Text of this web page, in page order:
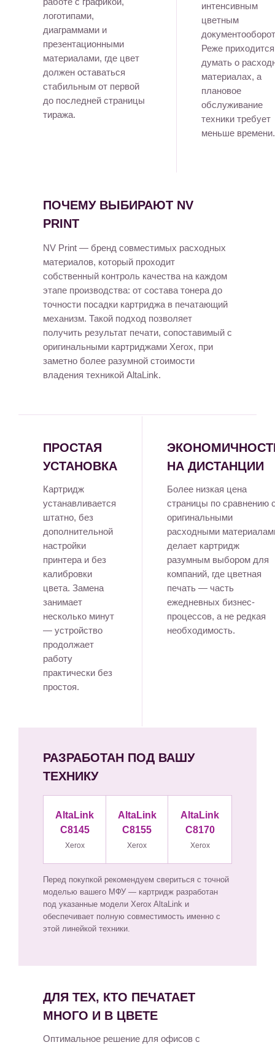
логотипами,
диаграммами и
презентационными
материалами, где цвет
должен оставаться
стабильным от первой
до последней страницы
тиража.
интенсивным
цветным
Реже приходится
думать о
материалах, а
плановое
обслуживание
техники требует
меньше времени.
ПОЧЕМУ ВЫБИРАЮТ NV
PRINT
NV Print — бренд совместимых расходных
материалов, который проходит
собственный контроль качества на каждом
этапе производства: от состава тонера до
точности посадки картриджа в печатающий
механизм. Такой подход позволяет
получить результат печати, сопоставимый с
оригинальными картриджами Xerox, при
заметно более разумной стоимости
владения техникой AltaLink.
ПРОСТАЯ
УСТАНОВКА
Картридж
устанавливается
штатно, без
дополнительной
настройки
принтера и без
калибровки
цвета. Замена
занимает
несколько минут
— устройство
продолжает
работу
практически без
простоя.
НА ДИСТАНЦИИ
Более низкая цена
страницы по сравнению
оригинальными
расходными
делает картридж
разумным выбором для
компаний, где цветная
печать — часть
ежедневных бизнес-
процессов, а не редкая
необходимость.
РАЗРАБОТАН ПОД ВАШУ
ТЕХНИКУ
AltaLink
C8145
Xerox
AltaLink
C8155
Xerox
AltaLink
C8170
Xerox
Перед покупкой рекомендуем свериться с точной
моделью вашего МФУ — картридж разработан
под указанные модели Xerox AltaLink и
обеспечивает полную совместимость именно с
этой линейкой техники.
ДЛЯ ТЕХ, КТО ПЕЧАТАЕТ
МНОГО И В ЦВЕТЕ
Оптимальное решение для офисов с